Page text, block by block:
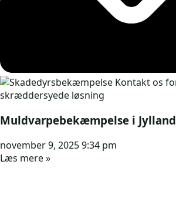
Muldvarpebekæmpelse i Jylland
november 9, 20259:34 pm
Læs mere »